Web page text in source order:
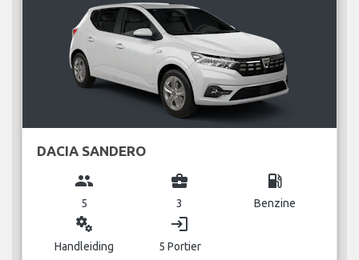
DACIA SANDERO
group
5
business_center
3
local_gas_station
Benzine
miscellaneous_services
Handleiding
login
5 Portier